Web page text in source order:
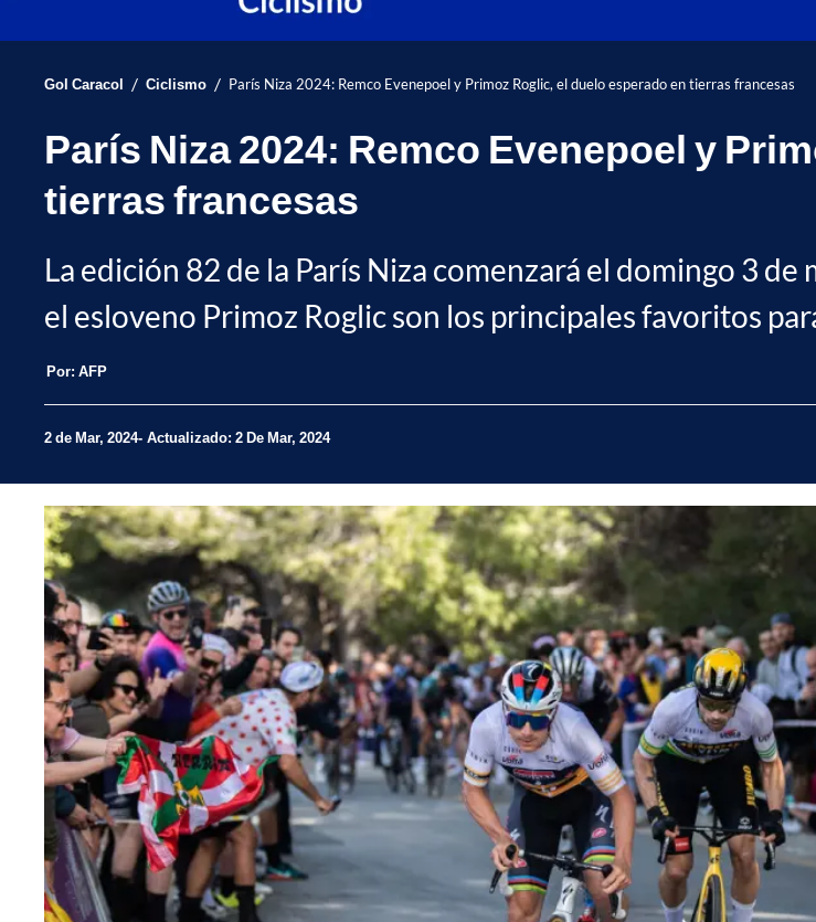
Gol Caracol / Ciclismo / París Niza 2024: Remco Evenepoel y Primoz Roglic, el duelo esperado en tierras francesas
París Niza 2024: Remco Evenepoel y
tierras francesas
La edición 82 de la París Niza comenzará el domingo 3
el esloveno Primoz Roglic son los principales favoritos
Por: AFP
2 de Mar, 2024 Actualizado: 2 De Mar, 2024